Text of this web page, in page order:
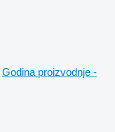
Godina proizvodnje -